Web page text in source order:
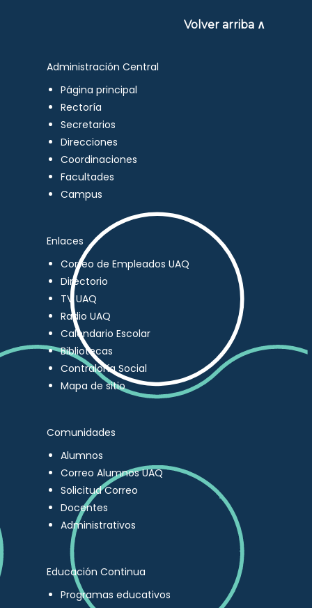
Volver arriba ∧
Administración Central
Página principal
Rectoría
Secretarios
Direcciones
Coordinaciones
Facultades
Campus
Enlaces
Correo de Empleados UAQ
Directorio
TV UAQ
Radio UAQ
Calendario Escolar
Bibliotecas
Contraloría Social
Mapa de sitio
Comunidades
Alumnos
Correo Alumnos UAQ
Solicitud Correo
Docentes
Administrativos
Educación Continua
Programas educativos